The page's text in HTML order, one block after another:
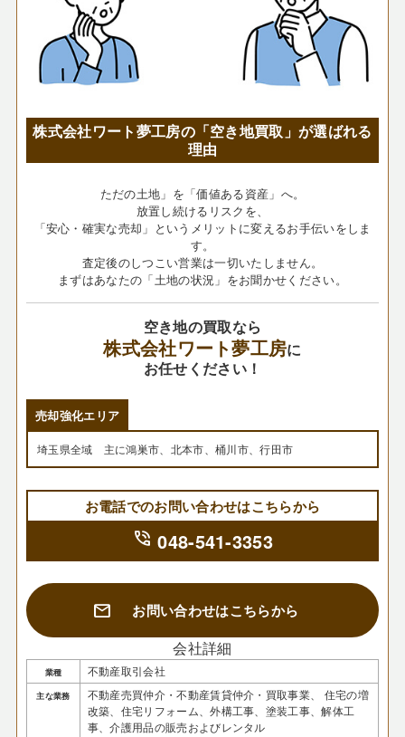
株式会社ワート夢工房の「空き地買取」が選ばれる
理由
ただの土地」を「価値ある資産」へ。
放置し続けるリスクを、
「安心・確実な売却」というメリットに変えるお手伝いをしま
す。
査定後のしつこい営業は一切いたしません。
まずはあなたの「土地の状況」をお聞かせください。
空き地の買取なら
株式会社ワート夢工房に
お任せください！
売却強化エリア
埼玉県全域 主に鴻巣市、北本市、桶川市、行田市
お電話でのお問い合わせはこちらから
phone_in_talk 048-541-3353
mail お問い合わせはこちらから
会社詳細
業種 不動産取引会社
主な業務
不動産売買仲介・不動産賃貸仲介・買取事業、 住宅の増
改築、住宅リフォーム、外構工事、塗装工事、解体工
事、介護用品の販売およびレンタル